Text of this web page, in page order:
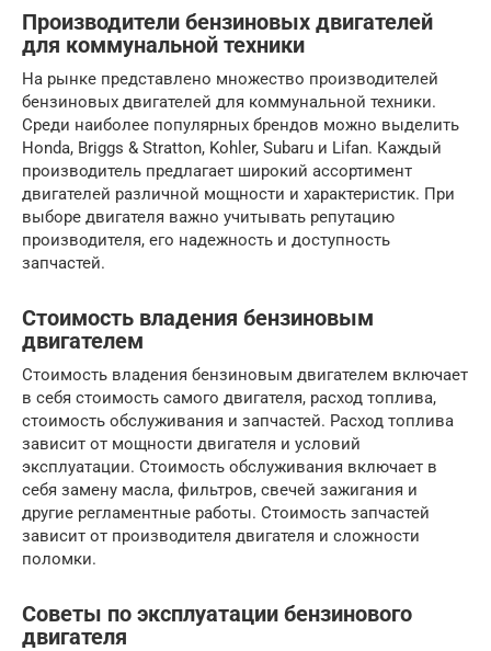
Производители бензиновых двигателей
для коммунальной техники
На рынке представлено множество производителей
бензиновых двигателей для коммунальной техники.
Среди наиболее популярных брендов можно выделить
Honda, Briggs & Stratton, Kohler, Subaru и Lifan. Каждый
производитель предлагает широкий ассортимент
двигателей различной мощности и характеристик. При
выборе двигателя важно учитывать репутацию
производителя, его надежность и доступность
запчастей.
Стоимость владения бензиновым
двигателем
Стоимость владения бензиновым двигателем включает
в себя стоимость самого двигателя, расход топлива,
стоимость обслуживания и запчастей. Расход топлива
зависит от мощности двигателя и условий
эксплуатации. Стоимость обслуживания включает в
себя замену масла, фильтров, свечей зажигания и
другие регламентные работы. Стоимость запчастей
зависит от производителя двигателя и сложности
поломки.
Советы по эксплуатации бензинового
двигателя